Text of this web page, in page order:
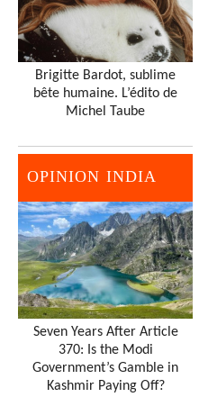
Brigitte Bardot, sublime
bête humaine. L’édito de
Michel Taube
OPINION INDIA
Seven Years After Article
370: Is the Modi
Government’s Gamble in
Kashmir Paying Off?